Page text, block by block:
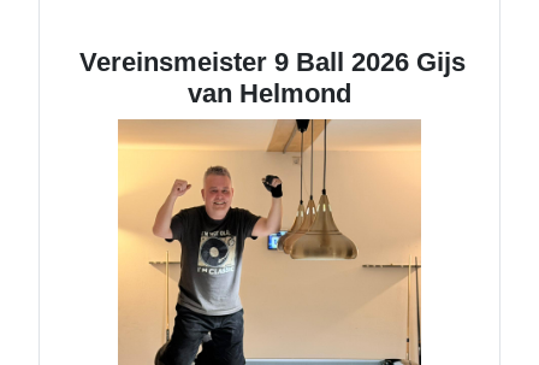
Vereinsmeister 9 Ball 2026 Gijs
van Helmond